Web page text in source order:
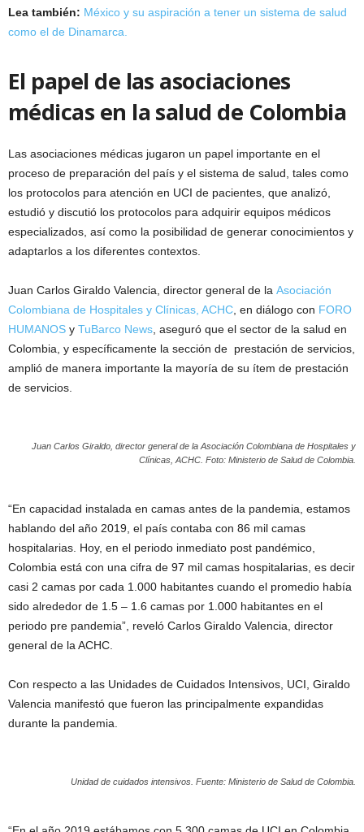
Lea también: México y su aspiración a tener un sistema de salud
como el de Dinamarca.
El papel de las asociaciones
médicas en la salud de Colombia
Las asociaciones médicas jugaron un papel importante en el
proceso de preparación del país y el sistema de salud, tales como
los protocolos para atención en UCI de pacientes, que analizó,
estudió y discutió los protocolos para adquirir equipos médicos
especializados, así como la posibilidad de generar conocimientos y
adaptarlos a los diferentes contextos.
Juan Carlos Giraldo Valencia, director general de la Asociación
Colombiana de Hospitales y Clínicas, ACHC , en diálogo con FORO
HUMANOS y TuBarco News , aseguró que el sector de la salud en
Colombia, y específicamente la sección de prestación de servicios,
amplió de manera importante la mayoría de su ítem de prestación
de servicios.
Juan Carlos Giraldo, director general de la Asociación Colombiana de Hospitales y
Clínicas, ACHC. Foto: Ministerio de Salud de Colombia.
“En capacidad instalada en camas antes de la pandemia, estamos
hablando del año 2019, el país contaba con 86 mil camas
hospitalarias. Hoy, en el periodo inmediato post pandémico,
Colombia está con una cifra de 97 mil camas hospitalarias, es decir
casi 2 camas por cada 1.000 habitantes cuando el promedio había
sido alrededor de 1.5 – 1.6 camas por 1.000 habitantes en el
periodo pre pandemia”, reveló Carlos Giraldo Valencia, director
general de la ACHC.
Con respecto a las Unidades de Cuidados Intensivos, UCI, Giraldo
Valencia manifestó que fueron las principalmente expandidas
durante la pandemia.
Unidad de cuidados intensivos. Fuente: Ministerio de Salud de Colombia.